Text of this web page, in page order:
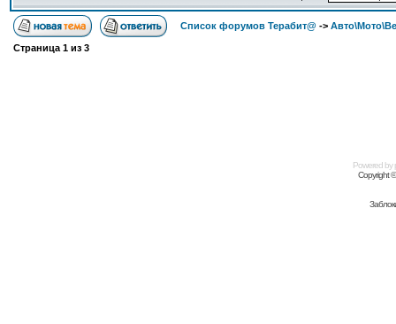
Список форумов Терабит@ ->
Страница 1 из 3
Powered by
Copyright